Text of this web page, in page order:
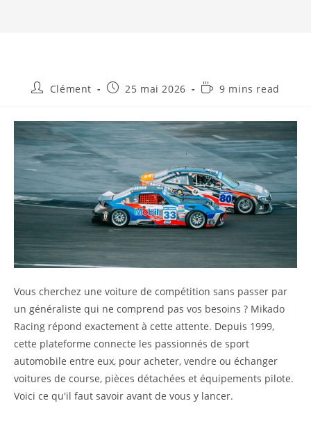
Auteur/autrice
publication :
Clément
Publication
25 mai 2026
Temps9 mins read
Vous cherchez une voiture de compétition sans passer par
un généraliste qui ne comprend pas vos besoins ? Mikado
Racing répond exactement à cette attente. Depuis 1999,
cette plateforme connecte les passionnés de sport
automobile entre eux, pour acheter, vendre ou échanger
voitures de course, pièces détachées et équipements pilote.
Voici ce qu'il faut savoir avant de vous y lancer.